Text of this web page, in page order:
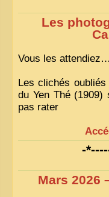
Les
Vous les
Les clichés
du Yen Thé
pas rater
-
Mars 2026